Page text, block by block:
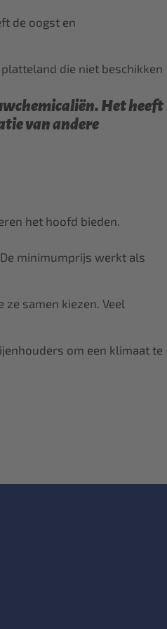
de oogst en
die niet beschikken
Het heeft
van andere
het hoofd bieden.
minimumprijs werkt als
samen kiezen. Veel
om een klimaat te